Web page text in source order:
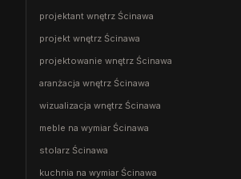
projektant wnętrz Ścinawa
projekt wnętrz Ścinawa
projektowanie wnętrz Ścinawa
aranżacja wnętrz Ścinawa
wizualizacja wnętrz Ścinawa
meble na wymiar Ścinawa
stolarz Ścinawa
kuchnia na wymiar Ścinawa